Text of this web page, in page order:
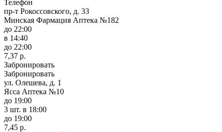
Телефон
пр-т Рокоссовского, д. 33
Минская Фармация Аптека №182
до 22:00
в 14:40
до 22:00
7,37 р.
Забронировать
Забронировать
ул. Олешева, д. 1
Ясса Аптека №10
до 19:00
3 шт. в 18:00
до 19:00
7,45 р.